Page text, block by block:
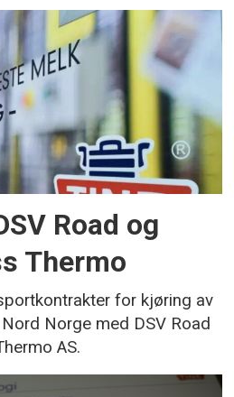
Road og
Thermo
for kjøring av
Norge med DSV Road
AS.